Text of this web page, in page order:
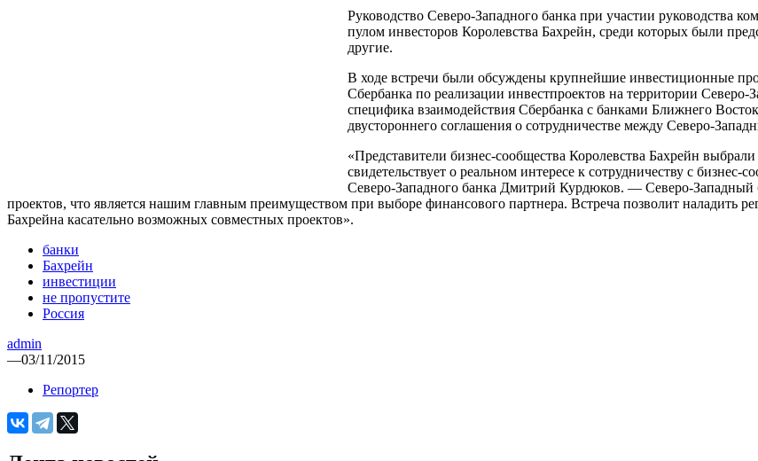
Руководство Северо-Западного банка при участии руководства
пулом инвесторов Королевства Бахрейн, среди которых были
другие.
В ходе встречи были обсуждены крупнейшие инвестиционные
Сбербанка по реализации инвестпроектов на территории
специфика взаимодействия Сбербанка с банками Ближнего
двустороннего соглашения о сотрудничестве между Северо-
«Представители бизнес-сообщества Королевства Бахрейн
свидетельствует о реальном интересе к сотрудничеству с
Северо-Западного банка Дмитрий Курдюков. — Северо-
проектов, что является нашим главным преимуществом при выборе финансового партнера. Встреча позволит
Бахрейна касательно возможных совместных проектов».
банки
Бахрейн
инвестиции
не пропустите
Россия
admin
—03/11/2015
Репортер